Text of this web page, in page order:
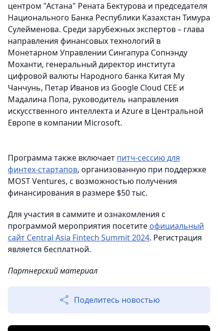
центром "Астана" Рената Бектурова и председателя
Национального Банка Республики Казахстан Тимура
Сулейменова. Среди зарубежных экспертов – глава
направления финансовых технологий в
Монетарном Управлении Сингапура Сопнэнду
Моханти, генеральный директор института
цифровой валюты Народного банка Китая Му
Чанчунь, Петар Иванов из Google Cloud CEE и
Мадалина Попа, руководитель направления
искусственного интеллекта и Azure в Центральной
Европе в компании Microsoft.
Программа также включает питч-сессию для
финтех-стартапов, организованную при поддержке
MOST Ventures, с возможностью получения
финансирования в размере $50 тыс.
Для участия в саммите и ознакомления с
программой мероприятия посетите официальный
сайт Central Asia Fintech Summit 2024. Регистрация
является бесплатной.
Партнерский материал
Поделитесь новостью